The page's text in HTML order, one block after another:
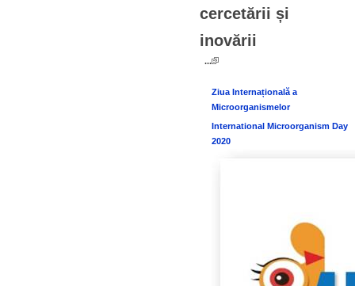
cercetării și
inovării
...
Ziua Internațională a
Microorganismelor
International Microorganism Day
2020